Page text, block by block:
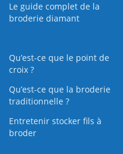
Le guide complet de la
broderie diamant
Qu’est-ce que le point de
croix ?
Qu’est-ce que la broderie
traditionnelle ?
Entretenir stocker fils à
broder